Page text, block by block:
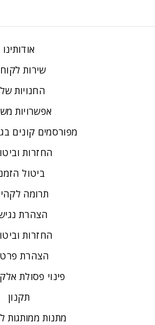
אודותינו
שירות
החנויות
אפשרויות
מפורסמים קונים
החזרות
ביטול
תרומה
הצהרת
החזרות
הצהרת
פינוי פסולת
תקנון
מתנות ממותגות